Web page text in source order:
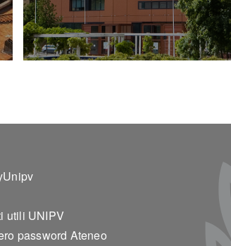
2
utili UNIPV
password Ateneo